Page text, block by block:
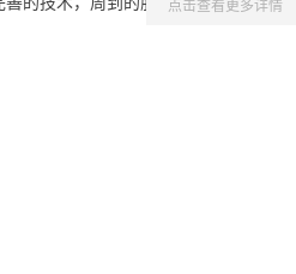
点击查看更多详情